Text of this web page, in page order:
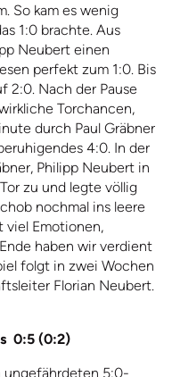
So kam es wenig
1:0 brachte. Aus
Neubert einen
perfekt zum 1:0. Bis
2:0. Nach der Pause
Torchancen,
durch Paul Gräbner
4:0. In der
Philipp Neubert in
zu und legte völlig
nochmal ins leere
viel Emotionen,
haben wir verdient
folgt in zwei Wochen
Florian Neubert.
0:5 (0:2)
ungefährdeten 5:0-